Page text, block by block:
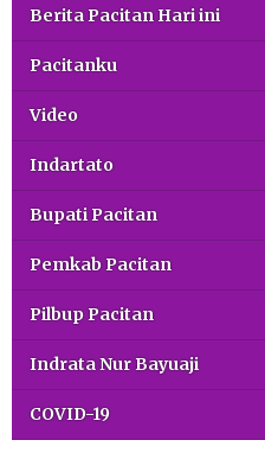
Berita Pacitan Hari ini
Pacitanku
Video
Indartato
Bupati Pacitan
Pemkab Pacitan
Pilbup Pacitan
Indrata Nur Bayuaji
COVID-19